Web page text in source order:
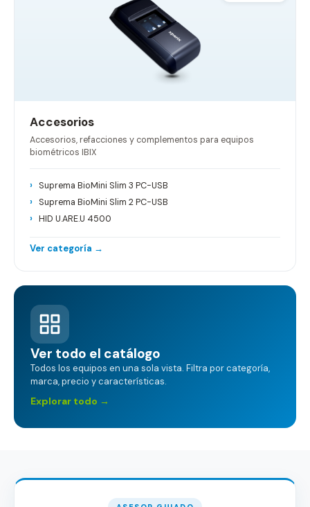
Accesorios
Accesorios, refacciones y complementos para equipos
biométricos IBIX
Suprema BioMini Slim 3 PC-USB
Suprema BioMini Slim 2 PC-USB
HID U.ARE.U 4500
Ver categoría →
Ver todo el catálogo
Todos los equipos en una sola vista. Filtra por categoría,
marca, precio y características.
Explorar todo →